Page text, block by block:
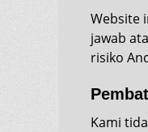
Website
jawab
risiko
Kami